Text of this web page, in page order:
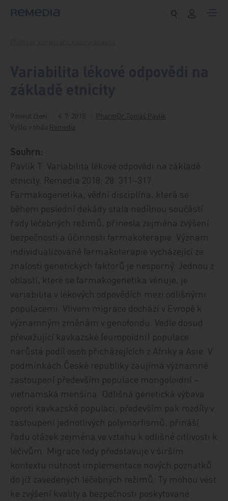
9 minut čtení 4. 7. 2018
PharmDr. Tomáš Pavlík
Vyšlo v titulu Remedia
Souhrn:
Pavlík T. Variabilita lékové odpovědi na základě
etnicity. Remedia 2018; 28: 311–317.
Farmakogenetika, vědní disciplína, která se
během poslední dekády stala nedílnou součástí
řady léčebných režimů, přinesla zejména zvýšení
bezpečnosti a účinnosti farmakoterapie. Význam
individualizované farmakoterapie vycházející ze
znalosti genetických faktorů je nesporný. Jednou z
oblastí, které se farmakogenetika věnuje, je
variabilita v lékových odpovědích mezi odlišnými
populacemi. Vlivem migrace dochází v Evropě k
významným změnám v genofondu. Vedle dosud
převažující kavkazské (europoidní) populace
narůstá podíl osob přicházejících z Afriky a Asie. V
podmínkách České republiky zaujímá významné
zastoupení především populace mongoloidní –
vietnamská menšina. Odlišná genetická výbava
oproti kavkazské populaci, především pak rozdíly v
zastoupení jednotlivých polymorfismů, přináší
řadu otázek zejména ve vztahu k odlišné citlivosti k
léčivům. Migrace tedy představuje v širším
kontextu nutnost implementace nových poznatků
do již zavedených léčebných režimů. Ty mohou vést
ke zvýšení kvality a bezpečnosti poskytované